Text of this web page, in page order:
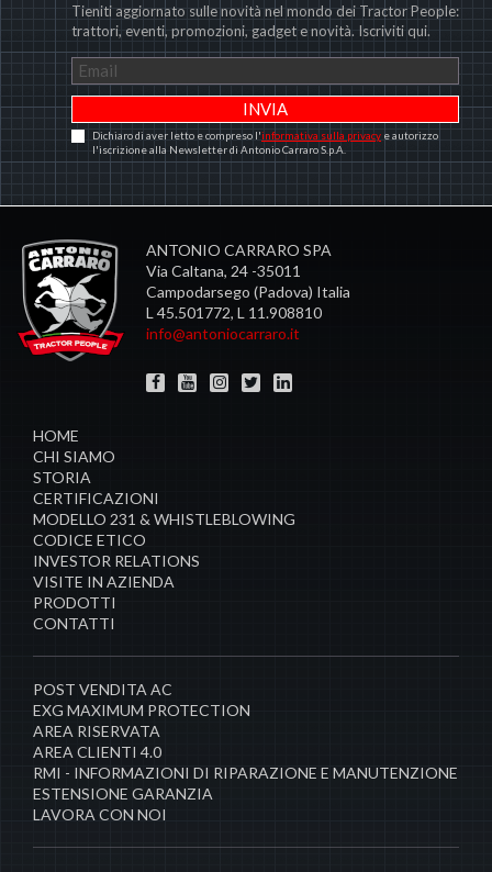
Tieniti aggiornato sulle novità nel mondo dei Tractor People:
trattori, eventi, promozioni, gadget e novità. Iscriviti qui.
Dichiaro di aver letto e compreso l'informativa sulla privacy e autorizzo
l'iscrizione alla Newsletter di Antonio Carraro S.p.A.
ANTONIO CARRARO SPA
Via Caltana, 24 -35011
Campodarsego (Padova) Italia
L 45.501772, L 11.908810
info@antoniocarraro.it
HOME
CHI SIAMO
STORIA
CERTIFICAZIONI
MODELLO 231 & WHISTLEBLOWING
CODICE ETICO
INVESTOR RELATIONS
VISITE IN AZIENDA
PRODOTTI
CONTATTI
POST VENDITA AC
EXG MAXIMUM PROTECTION
AREA RISERVATA
AREA CLIENTI 4.0
RMI - INFORMAZIONI DI RIPARAZIONE E MANUTENZIONE
ESTENSIONE GARANZIA
LAVORA CON NOI